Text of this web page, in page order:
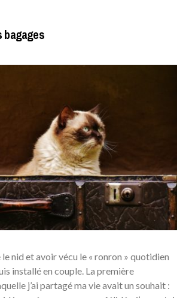
bagages
nid et avoir vécu le « ronron » quotidien
installé en couple. La première
j’ai partagé ma vie avait un souhait :